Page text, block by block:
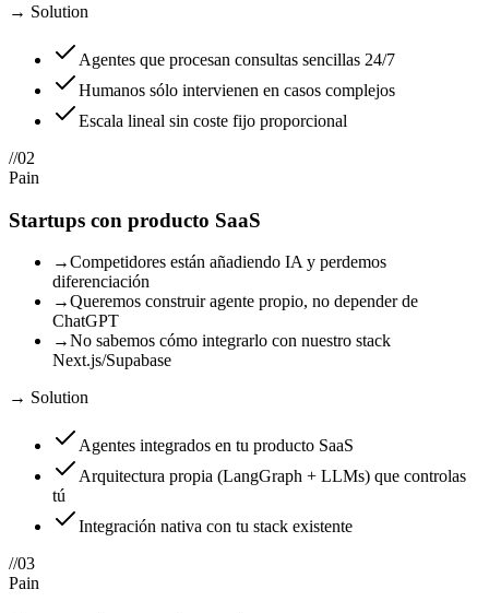
→ Solution
Agentes que procesan consultas sencillas 24/7
Humanos sólo intervienen en casos complejos
Escala lineal sin coste fijo proporcional
//02
Pain
Startups con producto SaaS
→Competidores están añadiendo IA y perdemos
diferenciación
→Queremos construir agente propio, no depender de
ChatGPT
→No sabemos cómo integrarlo con nuestro stack
Next.js/Supabase
→ Solution
Agentes integrados en tu producto SaaS
Arquitectura propia (LangGraph + LLMs) que controlas
tú
Integración nativa con tu stack existente
//03
Pain